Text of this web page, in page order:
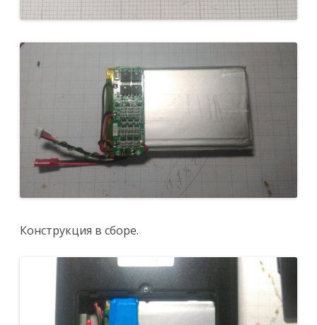
Конструкция в сборе.